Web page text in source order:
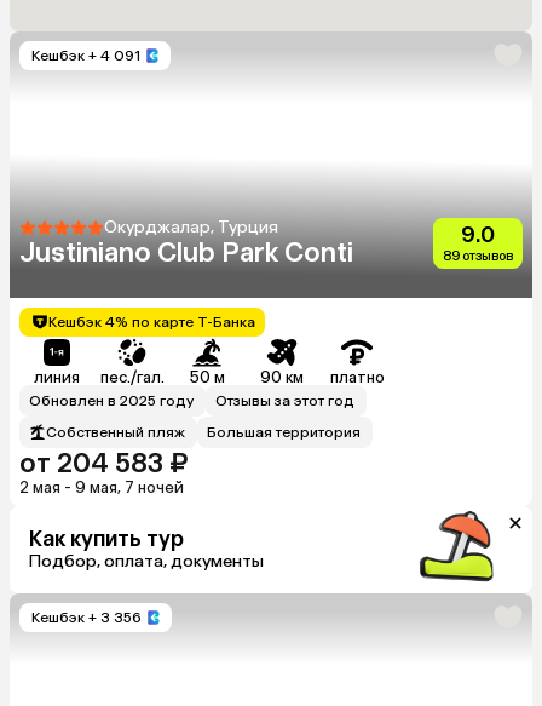
Кешбэк + 4 091
Окурджалар, Турция
Justiniano Club Park Conti
9.0
89 отзывов
Кешбэк 4% по карте Т-Банка
линия пес./гал. 50 м 90 км платно
Обновлен в 2025 году
Отзывы за этот год
Собственный пляж
Большая территория
от 204 583 ₽
2 мая - 9 мая, 7 ночей
Как купить тур
Подбор, оплата, документы
Кешбэк + 3 356